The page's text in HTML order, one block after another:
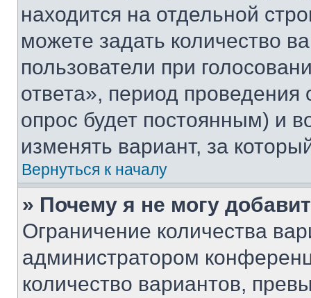
находится на отдельной
можете задать количество
пользователи при
ответа», период проведения
опрос будет постоянным) и
изменять вариант, за
Вернуться к началу
» Почему я не могу
Ограничение количества
администратором
количество вариантов,